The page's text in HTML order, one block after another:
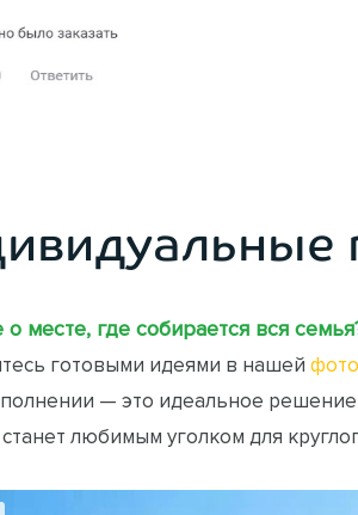
о месте, где собирается вся
готовыми идеями в нашей
— это идеальное
станет любимым уголком для